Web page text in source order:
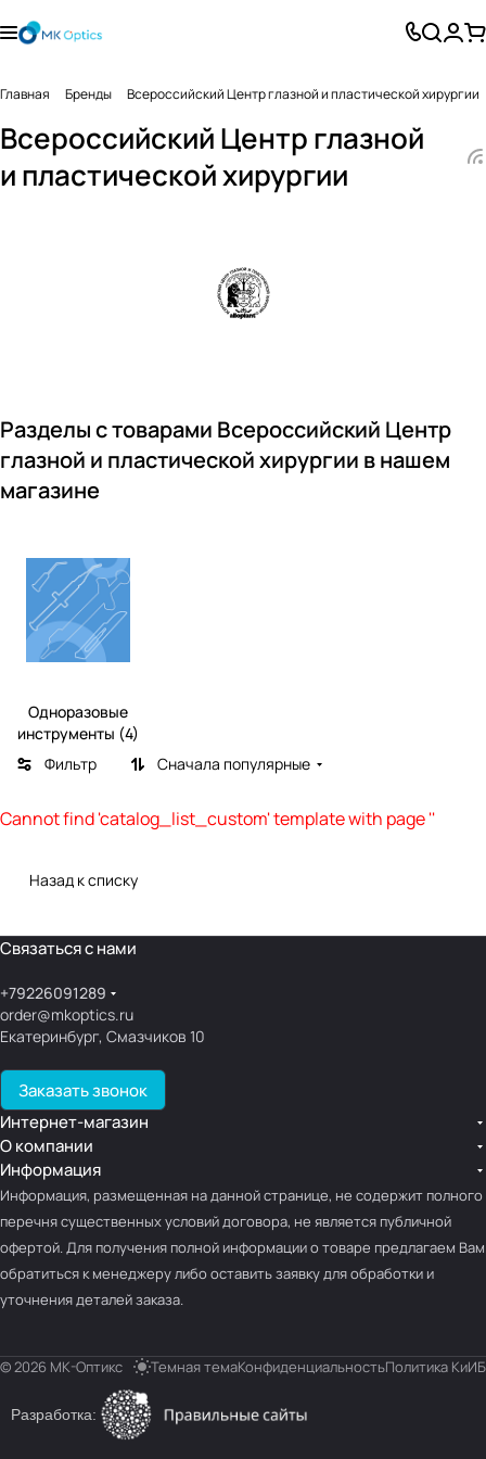
Главная Бренды Всероссийский Центр глазной и пластической хирургии
Всероссийский Центр глазной
и пластической хирургии
Разделы с товарами Всероссийский Центр
глазной и пластической хирургии в нашем
магазине
Одноразовые
инструменты (4)
Фильтр
Сначала популярные
Cannot find 'catalog_list_custom' template with page ''
Назад к списку
Связаться с нами
+79226091289
order@mkoptics.ru
Екатеринбург, Смазчиков 10
Заказать звонок
Интернет-магазин
О компании
Информация
Информация, размещенная на данной странице, не содержит полного
перечня существенных условий договора, не является публичной
офертой. Для получения полной информации о товаре предлагаем Вам
обратиться к менеджеру либо оставить заявку для обработки и
уточнения деталей заказа.
© 2026 МК-Оптикс Темная темаКонфиденциальностьПолитика КиИБ
Разработка: